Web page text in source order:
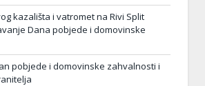
kazališta i vatromet na Rivi Split
Dana pobjede i domovinske
pobjede i domovinske zahvalnosti i